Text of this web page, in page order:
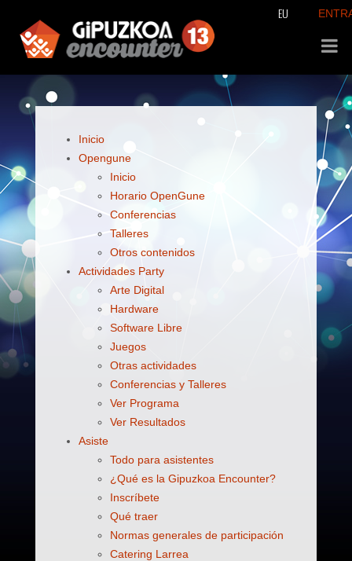
EU
Inicio
Opengune
Inicio
Horario OpenGune
Conferencias
Talleres
Otros contenidos
Actividades Party
Arte Digital
Hardware
Software Libre
Juegos
Otras actividades
Conferencias y Talleres
Ver Programa
Ver Resultados
Asiste
Todo para asistentes
¿Qué es la Gipuzkoa Encounter?
Inscríbete
Qué traer
Normas generales de participación
Catering Larrea